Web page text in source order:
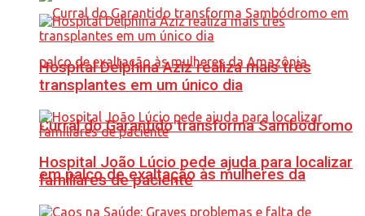
Curral do Garantido transforma Sambódromo
em palco de exaltação às mulheres da
Hospital Delphina Aziz realiza mais três
transplantes em um único dia
Hospital João Lúcio pede ajuda para localizar
familiares de paciente